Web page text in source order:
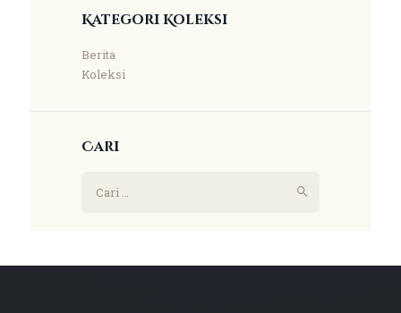
Kategori Koleksi
Berita
Koleksi
Cari